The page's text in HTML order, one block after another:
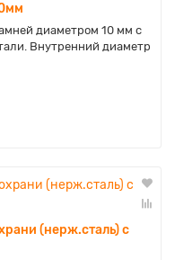
диаметром 10 мм с
Внутренний диаметр
(нерж.сталь) с